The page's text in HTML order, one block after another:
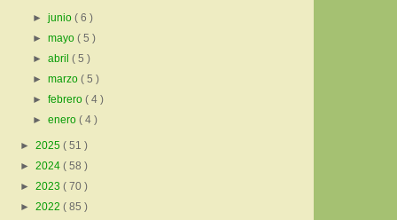
►junio( 6 )
►mayo( 5 )
►abril( 5 )
►marzo( 5 )
►febrero( 4 )
►enero( 4 )
► 2025 ( 51 )
► 2024 ( 58 )
► 2023 ( 70 )
► 2022 ( 85 )